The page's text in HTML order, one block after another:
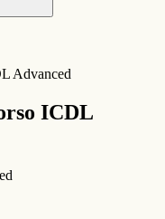
Advanced
ICDL